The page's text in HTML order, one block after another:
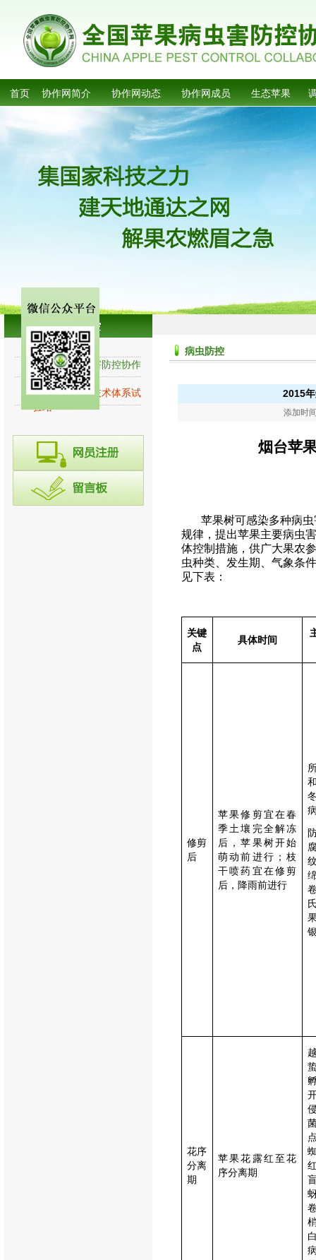
首页 协作网简介 协作网动态 协作网成员 生态苹果
病虫防控
全国苹果病虫害防控协作
网
国家苹果产业技术体系试
病虫防控
2015
添加时
烟台苹
苹果树可感染多种病
规律，提出苹果主要病虫
体控制措施，供广大果农
虫种类、发生期、气象条
见下表：
关键
点
具体时间
修剪
后
苹果修剪宜在春
季土壤完全解冻
后，苹果树开始
萌动前进行；枝
干喷药宜在修剪
后，降雨前进行
花序
分离
期
苹果花露红至花
序分离期